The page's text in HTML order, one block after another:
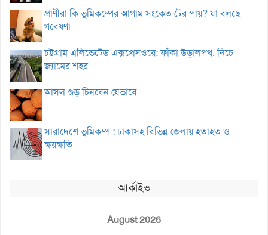
প্রাণীরা কি ভূমিকম্পের আগাম সংকেত টের পায়? যা বলছে
গবেষণা
চট্টগ্রাম এলিভেটেড এক্সপ্রেসওয়ে: ফাঁকা উড়ালপথ, নিচে
জ্যামের শহর
আসল গুড় চিনবেন যেভাবে
সারাদেশে ভূমিকম্প : ঢাকাসহ বিভিন্ন জেলায় হতাহত ও
ক্ষয়ক্ষতি
আর্কাইভ
August 2026